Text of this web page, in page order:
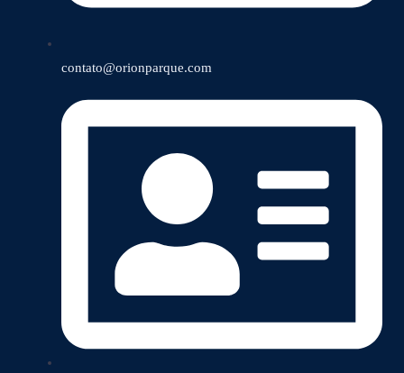
contato@orionparque.com